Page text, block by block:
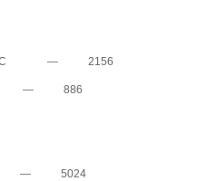
— 2156
— 886
— 5024